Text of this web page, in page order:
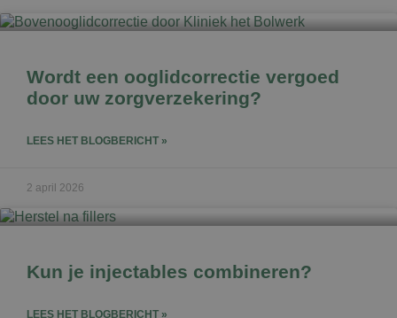
Wordt een ooglidcorrectie vergoed
door uw zorgverzekering?
LEES HET BLOGBERICHT »
2 april 2026
Kun je injectables combineren?
LEES HET BLOGBERICHT »